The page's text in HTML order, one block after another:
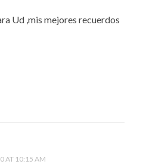
Ud ,mis mejores recuerdos
AT 10:15 AM